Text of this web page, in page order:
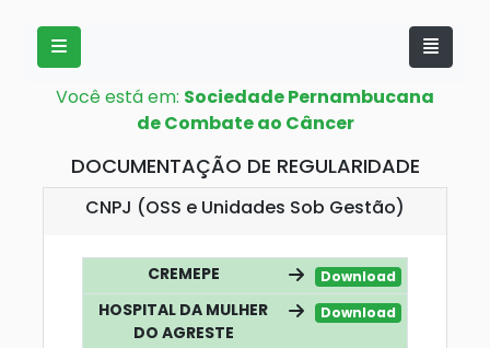
Você está em: Sociedade Pernambucana
de Combate ao Câncer
DOCUMENTAÇÃO DE REGULARIDADE
CNPJ (OSS e Unidades Sob Gestão)
CREMEPE Download
HOSPITAL DA MULHER
DO AGRESTE
Download